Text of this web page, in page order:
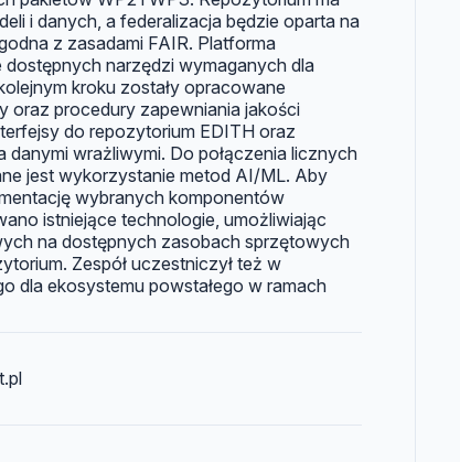
i danych, a federalizacja będzie oparta na
z zasadami FAIR. Platforma
dostępnych narzędzi wymaganych dla
kroku zostały opracowane
oraz procedury zapewniania jakości
do repozytorium EDITH oraz
wrażliwymi. Do połączenia licznych
jest wykorzystanie metod AI/ML. Aby
wybranych komponentów
istniejące technologie, umożliwiając
na dostępnych zasobach sprzętowych
Zespół uczestniczył też w
dla ekosystemu powstałego w ramach